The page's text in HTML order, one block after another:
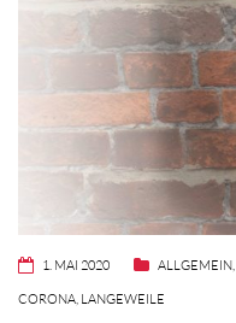
1. MAI 2020 ALLGEMEIN,
CORONA, LANGEWEILE